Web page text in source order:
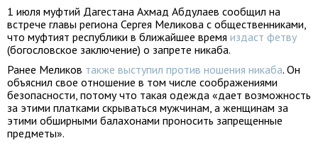
1 июля муфтий Дагестана Ахмад Абдулаев сообщил на
встрече главы региона Сергея Меликова с общественниками,
что муфтият республики в ближайшее время издаст фетву
(богословское заключение) о запрете никаба.
Ранее Меликов также выступил против ношения никаба. Он
объяснил свое отношение в том числе соображениями
безопасности, потому что такая одежда «дает возможность
за этими платками скрываться мужчинам, а женщинам за
этими обширными балахонами проносить запрещенные
предметы».